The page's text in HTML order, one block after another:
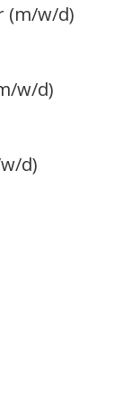
(m/w/d)
w/d)
d)